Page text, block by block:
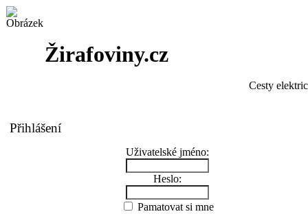
Žirafoviny.cz
Cesty
Přihlášení
Uživatelské jméno:
Heslo:
Pamatovat si mne